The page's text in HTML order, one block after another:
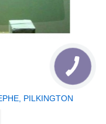
PILKINGTON